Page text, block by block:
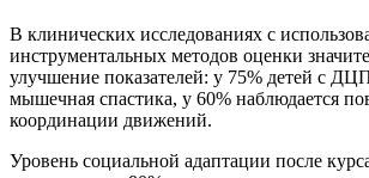
В клинических исследованиях с
инструментальных методов оценки
улучшение показателей: у 75% детей с
мышечная спастика, у 60% наблюдается
координации движений.
Уровень социальной адаптации после